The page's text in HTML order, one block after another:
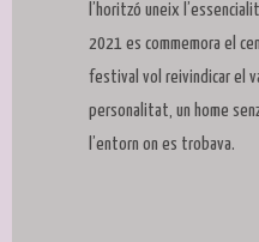
l’horitzó uneix
2021 es commemora el
festival vol reivindicar el
personalitat, un home
l’entorn on es trobava.